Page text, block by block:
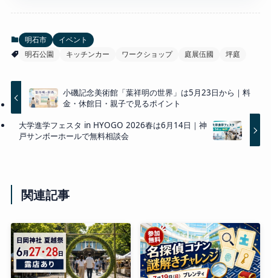
明石市
イベント
明石公園
キッチンカー ワークショップ 庭展伍國 坪庭
小磯記念美術館「葉祥明の世界」は5月23日から｜料
金・休館日・親子で見るポイント
大学進学フェスタ in HYOGO 2026春は6月14日｜神
戸サンボーホールで無料相談会
関連記事